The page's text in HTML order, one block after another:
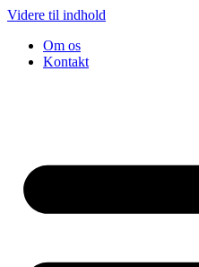
Videre til indhold
Om os
Kontakt